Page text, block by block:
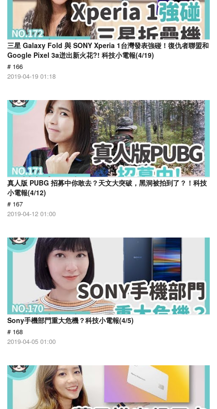
三星 Galaxy Fold 與 SONY Xperia 1台灣發表強碰！復仇者聯盟和
Google Pixel 3a迸出新火花?! 科技小電報(4/19)
# 166
2019-04-19 01:18
真人版 PUBG 招募中你敢去？天文大突破，黑洞被拍到了？！科技
小電報(4/12)
# 167
2019-04-12 01:00
Sony手機部門重大危機？科技小電報(4/5)
# 168
2019-04-05 01:00